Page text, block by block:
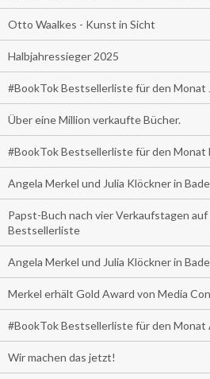
Otto Waalkes - Kunst in Sicht
Halbjahressieger 2025
#BookTok Bestsellerliste für den Monat
Über eine Million verkaufte Bücher.
#BookTok Bestsellerliste für den Monat
Angela Merkel und Julia Klöckner in
Papst-Buch nach vier Verkaufstagen auf
Bestsellerliste
Angela Merkel und Julia Klöckner in
Merkel erhält Gold Award von Media
#BookTok Bestsellerliste für den Monat
Wir machen das jetzt!